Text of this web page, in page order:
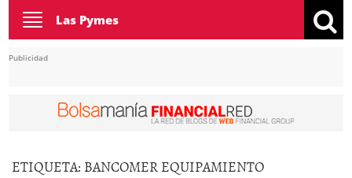
Toggle
navigation
Las Pymes
Publicidad
ETIQUETA: BANCOMER EQUIPAMIENTO